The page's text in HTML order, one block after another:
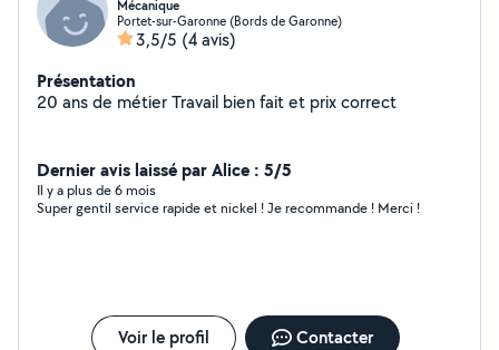
Mécanique
Portet-sur-Garonne (Bords de Garonne)
3,5/5 (4 avis)
Présentation
20 ans de métier Travail bien fait et prix correct
Dernier avis laissé par Alice : 5/5
Il y a plus de 6 mois
Super gentil service rapide et nickel ! Je recommande ! Merci !
Voir le profil Contacter